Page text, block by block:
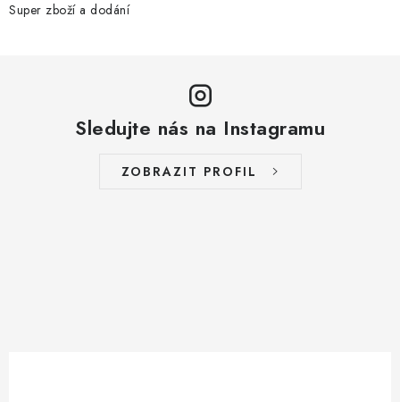
Super zboží a dodání
Sledujte nás na Instagramu
ZOBRAZIT PROFIL